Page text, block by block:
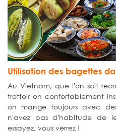
Utilisation des bagettes
Au Vietnam, que l'on soit
trottoir on confortablement
on mange toujours avec
n'avez pas d'habitude de
essayez, vous verrez !